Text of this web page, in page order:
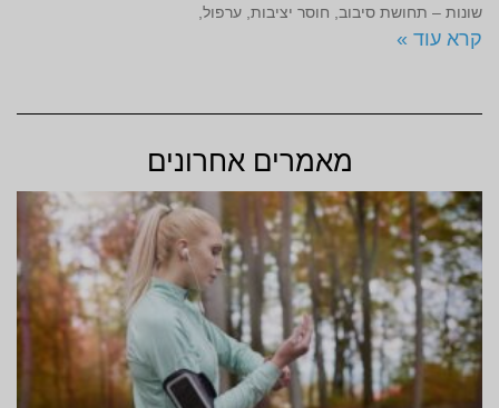
שונות – תחושת סיבוב, חוסר יציבות, ערפול,
קרא עוד »
מאמרים אחרונים